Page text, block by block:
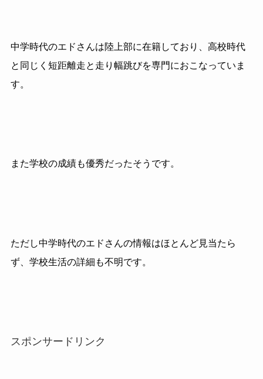
中学時代のエドさんは陸上部に在籍しており、高校時代
と同じく短距離走と走り幅跳びを専門におこなっていま
す。
また学校の成績も優秀だったそうです。
ただし中学時代のエドさんの情報はほとんど見当たら
ず、学校生活の詳細も不明です。
スポンサードリンク